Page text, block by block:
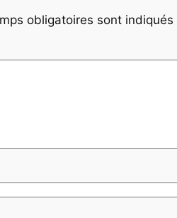
obligatoires sont indiqués